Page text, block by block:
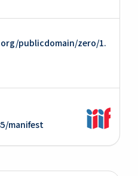
publicdomain/zero/1.
manifest